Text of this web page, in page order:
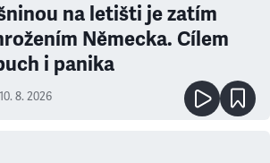
na letišti je zatím
Německa. Cílem
i panika
10. 8. 2026